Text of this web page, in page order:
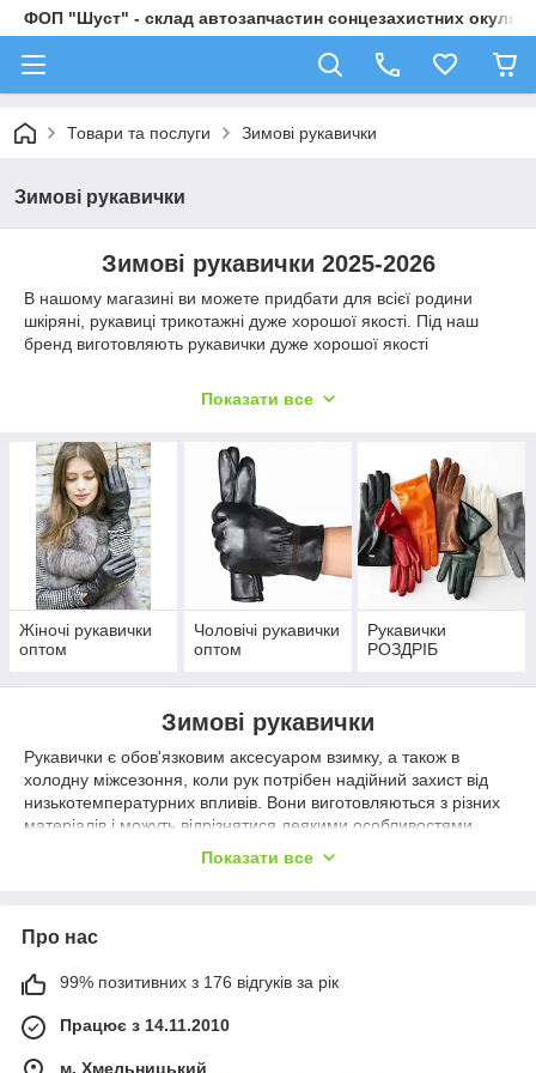
ФОП "Шуст" - склад автозапчастин сонцезахистних
Товари та послуги Зимові рукавички
Зимові рукавички
Зимові рукавички 2025-2026
В нашому магазині ви можете придбати для всієї родини
шкіряні, рукавиці трикотажні дуже хорошої якості. Під наш
бренд виготовляють рукавички дуже хорошої якості
морозної погоди. Як приємно занурити руки в теплу тканину
Вибирайте понравившую модель і розмір і робіть замовлення
Наші менеджери допоможуть вам з вибором потрібного
розміру
Розмірна сітка від 6,5 до 8,5 рр
Показати все
Жіночі рукавички
оптом
Чоловічі рукавички
оптом
Рукавички
РОЗДРІБ
Зимові рукавички
Рукавички є обов'язковим аксесуаром взимку, а також в
холодну міжсезоння, коли рук потрібен надійний захист від
низькотемпературних впливів. Вони виготовляються з різних
матеріалів і можуть відрізнятися деякими особливостями
дизайну, що дозволяє задовольнити будь-які смаки.
актуальним з першими холодами, коли багато хто
зимові аксесуари починає поступово зростати. І в цій
магазині Shust, пропонує якісну продукцію за доступними
Показати все
Про нас
99% позитивних з 176 відгуків за рік
Працює з 14.11.2010
м. Хмельницький